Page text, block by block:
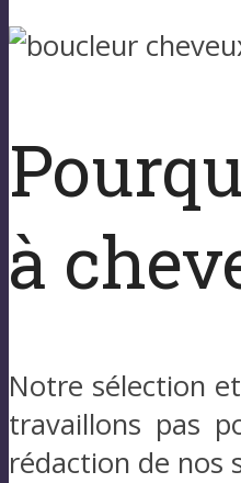
à
Notre sélection
travaillons pas
rédaction de nos